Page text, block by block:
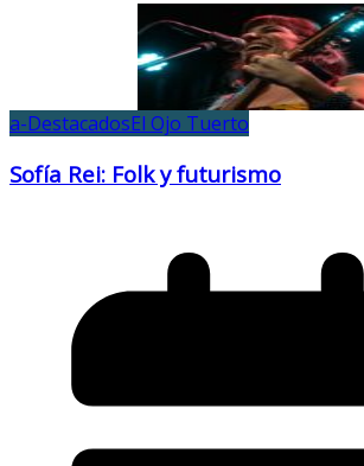
a-DestacadosEl Ojo Tuerto
Sofía Rei: Folk y futurismo